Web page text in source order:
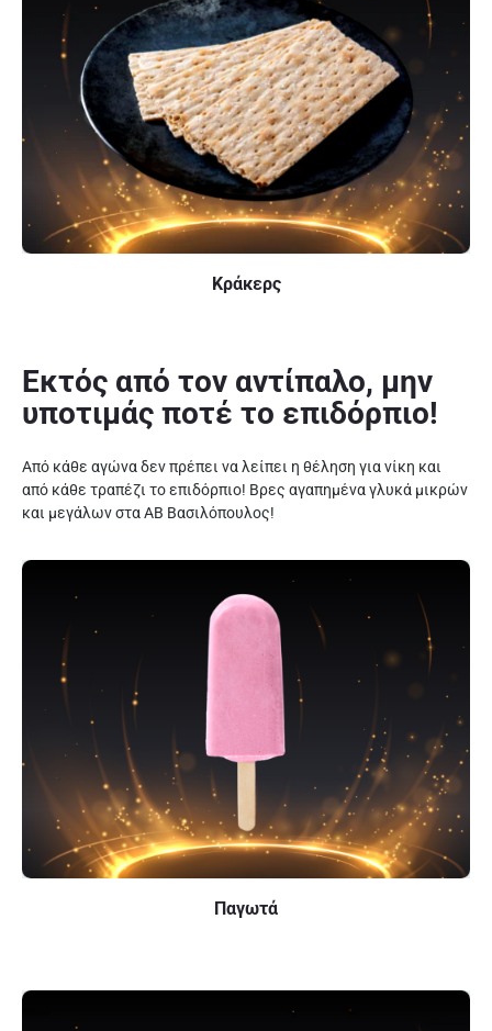
Κράκερς
Εκτός από τον αντίπαλο, μην
υποτιμάς ποτέ το επιδόρπιο!
Από κάθε αγώνα δεν πρέπει να λείπει η θέληση για νίκη και
από κάθε τραπέζι το επιδόρπιο! Βρες αγαπημένα γλυκά μικρών
και μεγάλων στα ΑΒ Βασιλόπουλος!
Παγωτά